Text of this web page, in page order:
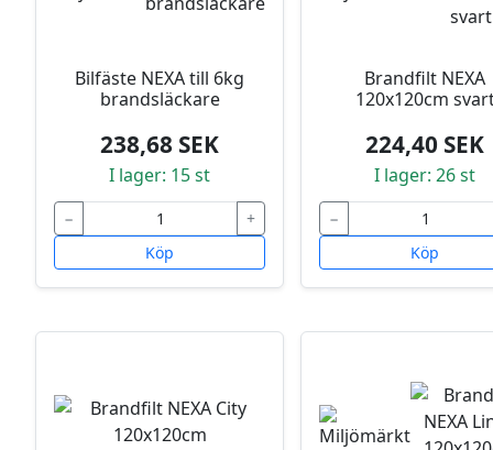
Bilfäste NEXA till 6kg
brandsläckare
238,68 SEK
I lager: 15 st
−
+
Köp
Brandfilt NEXA
120x120cm
224,40 SEK
I lager: 26 st
−
Köp